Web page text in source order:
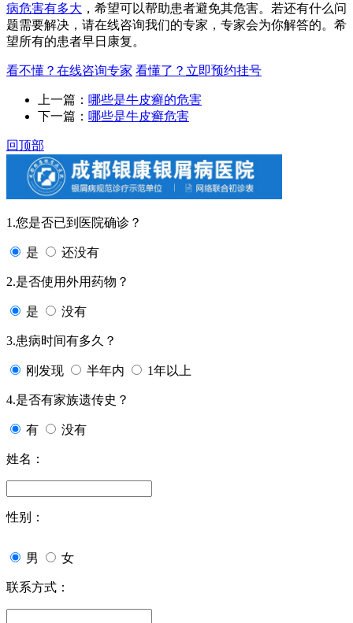
病危害有多大 ，希望可以帮助患者避免其危害。若还有什么问
题需要解决，请在线咨询我们的专家，专家会为你解答的。希
望所有的患者早日康复。
看不懂？在线咨询专家 看懂了？立即预约挂号
上一篇： 哪些是牛皮癣的危害
下一篇： 哪些是牛皮癣危害
回顶部
1.您是否已到医院确诊？
是 还没有
2.是否使用外用药物？
是 没有
3.患病时间有多久？
刚发现 半年内 1年以上
4.是否有家族遗传史？
有 没有
姓名：
性别：
男 女
联系方式：